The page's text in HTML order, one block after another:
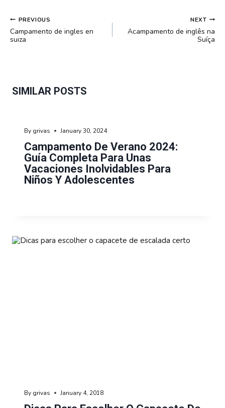
POST
NAVIGATION
PREVIOUS
Campamento de ingles en
suiza
NEXT
Acampamento de inglês na
Suíça
SIMILAR POSTS
Campamento De Verano 2024:
Guía Completa Para Unas
Vacaciones Inolvidables Para
Niños Y Adolescentes
By grivas January 30, 2024
By grivas January 4, 2018